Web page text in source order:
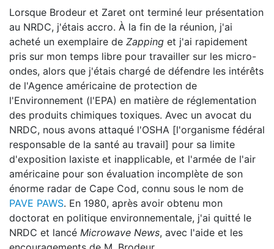
Lorsque Brodeur et Zaret ont terminé leur présentation
au NRDC, j'étais accro. À la fin de la réunion, j'ai
acheté un exemplaire de Zapping et j'ai rapidement
pris sur mon temps libre pour travailler sur les micro-
ondes, alors que j'étais chargé de défendre les intérêts
de l'Agence américaine de protection de
l'Environnement (l'EPA) en matière de réglementation
des produits chimiques toxiques. Avec un avocat du
NRDC, nous avons attaqué l'OSHA [l'organisme fédéral
responsable de la santé au travail] pour sa limite
d'exposition laxiste et inapplicable, et l'armée de l'air
américaine pour son évaluation incomplète de son
énorme radar de Cape Cod, connu sous le nom de
PAVE PAWS. En 1980, après avoir obtenu mon
doctorat en politique environnementale, j'ai quitté le
NRDC et lancé Microwave News, avec l'aide et les